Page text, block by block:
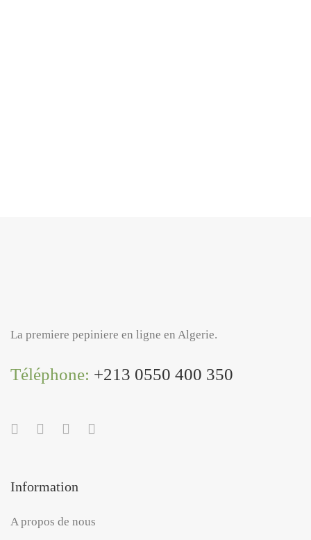
La premiere pepiniere en ligne en Algerie.
Téléphone: +213 0550 400 350
Information
A propos de nous